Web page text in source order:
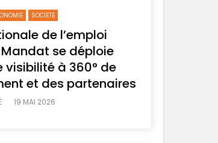
SOCIETE
de l’emploi
Mandat se déploie
visibilité à 360° de
et des partenaires
19 MAI 2026